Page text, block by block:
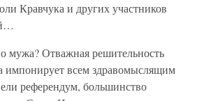
Кравчука и других участников
мужа? Отважная решительность
импонирует всем здравомыслящим
референдум, большинство